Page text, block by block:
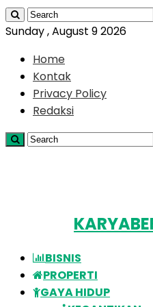
Sunday , August 9 2026
Home
Kontak
Privacy Policy
Redaksi
BISNIS
PROPERTI
GAYA HIDUP